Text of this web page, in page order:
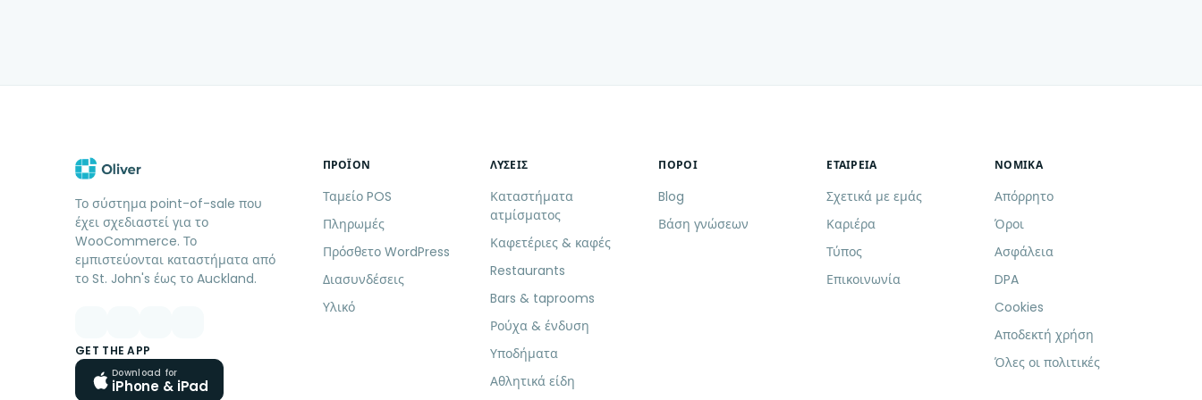
Το σύστημα point-of-sale που
έχει σχεδιαστεί για το
WooCommerce. Το
εμπιστεύονται καταστήματα από
το St. John's έως το Auckland.
GET THE APP
Download for
iPhone & iPad
ΠΡΟΪΌΝ
Ταμείο POS
Πληρωμές
Πρόσθετο WordPress
Διασυνδέσεις
Υλικό
ΛΎΣΕΙΣ
Καταστήματα
ατμίσματος
Καφετέριες & καφές
Restaurants
Bars & taprooms
Ρούχα & ένδυση
Υποδήματα
Αθλητικά είδη
ΠΌΡΟΙ
Blog
Βάση γνώσεων
ΕΤΑΙΡΕΊΑ
Σχετικά με εμάς
Καριέρα
Τύπος
Επικοινωνία
ΝΟΜΙΚΆ
Απόρρητο
Όροι
Ασφάλεια
DPA
Cookies
Αποδεκτή χρήση
Όλες οι πολιτικές